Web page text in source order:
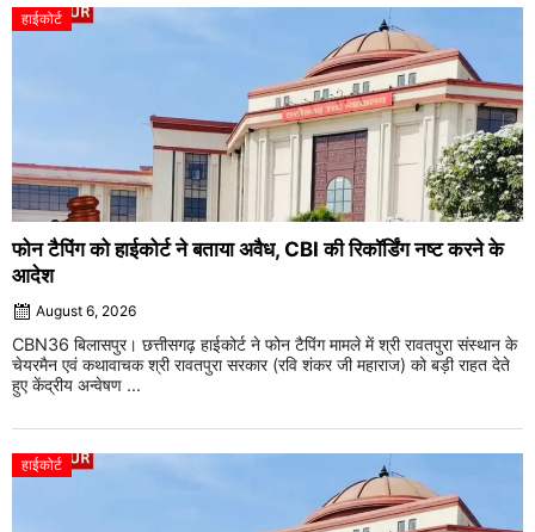
हाईकोर्ट
फोन टैपिंग को हाईकोर्ट ने बताया अवैध, CBI की रिकॉर्डिंग नष्ट करने के
आदेश
August 6, 2026
CBN36 बिलासपुर। छत्तीसगढ़ हाईकोर्ट ने फोन टैपिंग मामले में श्री रावतपुरा संस्थान के
चेयरमैन एवं कथावाचक श्री रावतपुरा सरकार (रवि शंकर जी महाराज) को बड़ी राहत देते
हुए केंद्रीय अन्वेषण ...
हाईकोर्ट